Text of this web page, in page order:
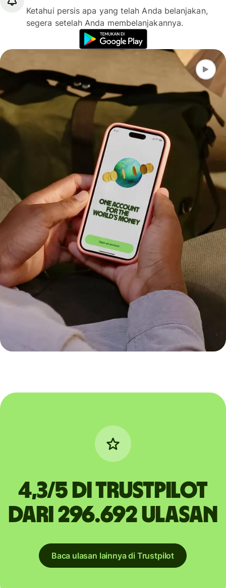
Ketahui persis apa yang telah Anda belanjakan,
segera setelah Anda membelanjakannya.
4,3/5 di Trustpilot
dari 296.692 ulasan
Baca ulasan lainnya di Trustpilot